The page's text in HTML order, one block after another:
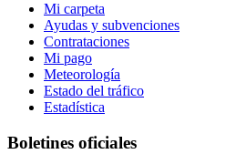
Mi carpeta
Ayudas y subvenciones
Contrataciones
Mi pago
Meteorología
Estado del tráfico
Estadística
Boletines oficiales